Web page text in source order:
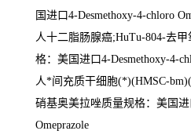
国进口4-Desmethoxy-4-chloro
人十二脂肠腺癌;HuTu-804-去甲
格：美国进口4-Desmethoxy-4-
人*间充质干细胞(*)(HMSC-
硝基奥美拉唑质量规格：美国进
Omeprazole